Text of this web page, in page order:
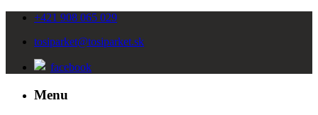
+421 908 065 029
tosiparket@tosiparket.sk
facebook
Menu